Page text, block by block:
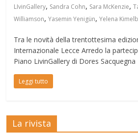
LIvinGallery, Sandra Cohn, Sara McKenzie,
Williamson,Yasemin Yenigün,Yelena
Tra le novità della trentottesima
Internazionale Lecce Arredo la
Piano LivinGallery di Dores Sacquegna
Leggi tutto
La rivista